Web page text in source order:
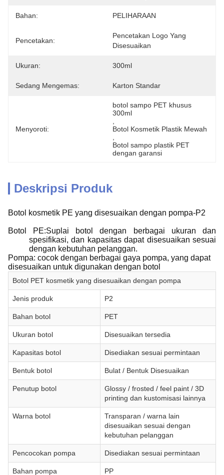
Bahan: PELIHARAAN
Pencetakan:
Pencetakan Logo Yang
Disesuaikan
Ukuran: 300ml
Sedang Mengemas: Karton Standar
Menyoroti:
botol sampo PET khusus
300ml
Botol Kosmetik Plastik Mewah
Botol sampo plastik PET
dengan garansi
Deskripsi Produk
Botol kosmetik PE yang disesuaikan dengan pompa-P2
Botol PE:Suplai botol dengan berbagai ukuran dan
spesifikasi, dan kapasitas dapat disesuaikan sesuai
dengan kebutuhan pelanggan.
Pompa: cocok dengan berbagai gaya pompa, yang dapat
disesuaikan untuk digunakan dengan botol
Botol PET kosmetik yang disesuaikan dengan pompa
Jenis produk P2
Bahan botol PET
Ukuran botol Disesuaikan tersedia
Kapasitas botol Disediakan sesuai permintaan
Bentuk botol Bulat / Bentuk Disesuaikan
Penutup botol
Glossy / frosted / feel paint / 3D
printing dan kustomisasi lainnya
Warna botol
Transparan / warna lain
disesuaikan sesuai dengan
kebutuhan pelanggan
Pencocokan pompa Disediakan sesuai permintaan
Bahan pompa PP